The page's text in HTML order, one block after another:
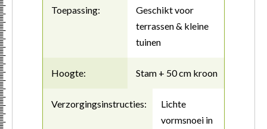
Toepassing:
Geschikt voor
terrassen & kleine
tuinen
Hoogte: Stam + 50 cm kroon
Verzorgingsinstructies:
Lichte
vormsnoei in